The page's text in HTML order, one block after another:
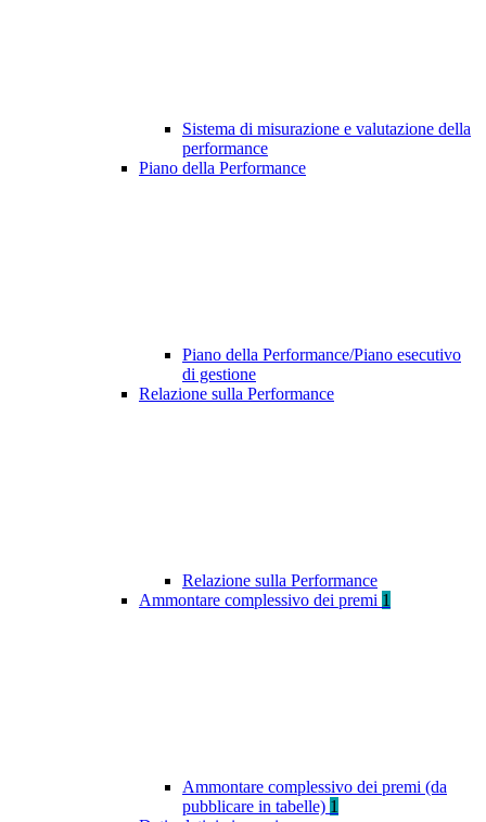
Sistema di misurazione e valutazione della
performance
Piano della Performance
Piano della Performance/Piano esecutivo
di gestione
Relazione sulla Performance
Relazione sulla Performance
Ammontare complessivo dei premi 1
Ammontare complessivo dei premi (da
pubblicare in tabelle) 1